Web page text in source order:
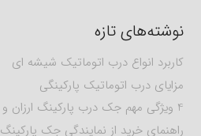
نوشته‌های تازه
کاربرد انواع درب اتوماتیک شیشه ای
مزایای درب اتوماتیک پارکینگی
4 ویژگی مهم جک درب پارکینگ ارزان و مناسب
راهنمای خرید از نمایندگی جک پارکینگ